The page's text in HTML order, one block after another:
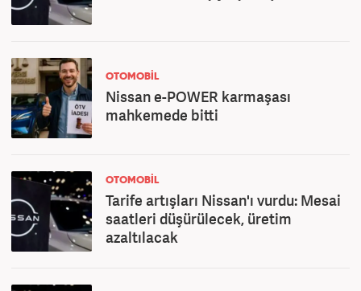
OTOMOBİL
Nissan e-POWER karmaşası
mahkemede bitti
OTOMOBİL
Tarife artışları Nissan'ı vurdu: Mesai
saatleri düşürülecek, üretim
azaltılacak